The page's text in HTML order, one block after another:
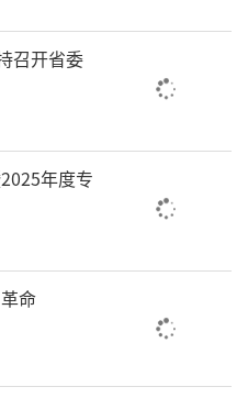
召开省委
年度专
命